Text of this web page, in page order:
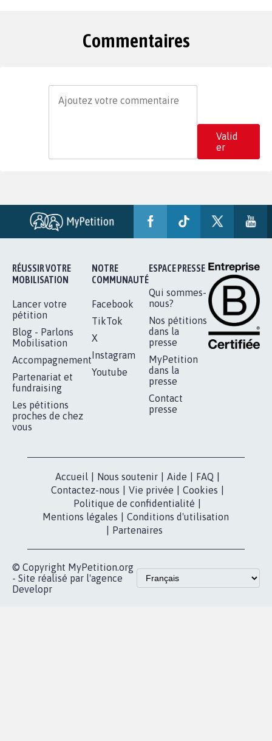
Commentaires
Valid
er
RÉUSSIR VOTRE
MOBILISATION
Lancer votre
pétition
Blog - Parlons
Mobilisation
Accompagnement
Partenariat et
fundraising
Les pétitions
proches de chez
vous
NOTRE
COMMUNAUTÉ
Facebook
TikTok
X
Instagram
Youtube
ESPACE PRESSE
Qui sommes-
nous?
Nos pétitions
dans la
presse
MyPetition
dans la
presse
Contact
presse
Accueil Nous soutenir Aide FAQ
Contactez-nous
Vie privée Cookies
Politique de confidentialité
Mentions légales
Conditions d'utilisation
Partenaires
© Copyright MyPetition.org
- Site réalisé par l'agence
Developr